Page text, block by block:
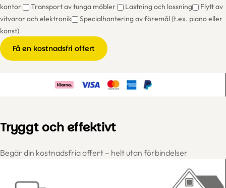
kontor
Transport av tunga möbler Lastning och lossning
Flytt av
vitvaror och elektronik
Specialhantering av föremål (t.ex. piano eller
konst)
Få en kostnadsfri offert
Tryggt och effektivt
Begär din kostnadsfria offert – helt utan förbindelser